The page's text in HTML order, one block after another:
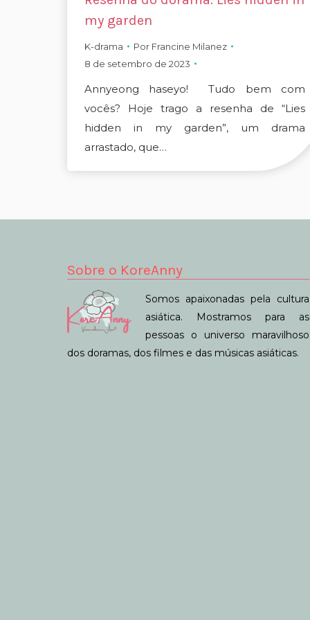
my garden
K-drama Por Francine Milanez
8 de setembro de 2023
Annyeong haseyo! Tudo bem com
vocês? Hoje trago a resenha de “Lies
hidden in my garden”, um drama
arrastado, que…
Sobre o KoreAnny
Somos apaixonadas pela cultura
asiática. Mostramos para as
pessoas o universo maravilhoso
dos doramas, dos filmes e das músicas asiáticas.